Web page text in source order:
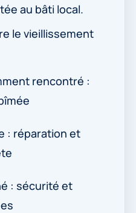
au bâti local.
le vieillissement
rencontré :
: réparation et
: sécurité et